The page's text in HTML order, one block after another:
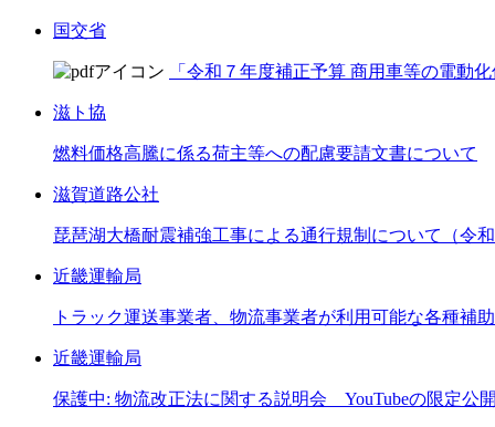
国交省
「令和７年度補正予算 商用車等の電動
滋ト協
燃料価格高騰に係る荷主等への配慮要請文書について
滋賀道路公社
琵琶湖大橋耐震補強工事による通行規制について（令和
近畿運輸局
トラック運送事業者、物流事業者が利用可能な各種補
近畿運輸局
保護中: 物流改正法に関する説明会 YouTubeの限定公